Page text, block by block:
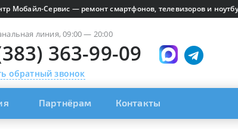
Мобайл-Сервис — ремонт смартфонов, телевизоров и
линия, 09:00 — 20:00
363-99-09
обратный звонок
Партнёрам Контакты